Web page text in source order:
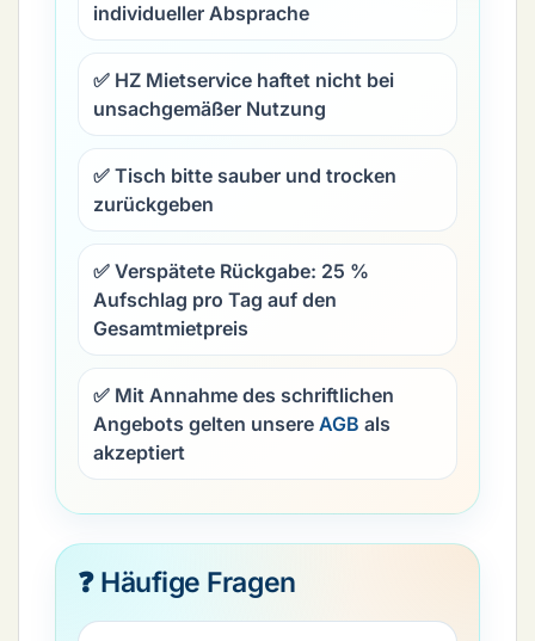
individueller Absprache
✅ HZ Mietservice haftet nicht bei
unsachgemäßer Nutzung
✅ Tisch bitte sauber und trocken
zurückgeben
✅ Verspätete Rückgabe: 25 %
Aufschlag pro Tag auf den
Gesamtmietpreis
✅ Mit Annahme des schriftlichen
Angebots gelten unsere AGB als
akzeptiert
❓ Häufige Fragen